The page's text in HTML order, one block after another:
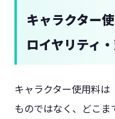
キャラクター
ロイヤリティ
キャラクター使用料
ものではなく、どこ